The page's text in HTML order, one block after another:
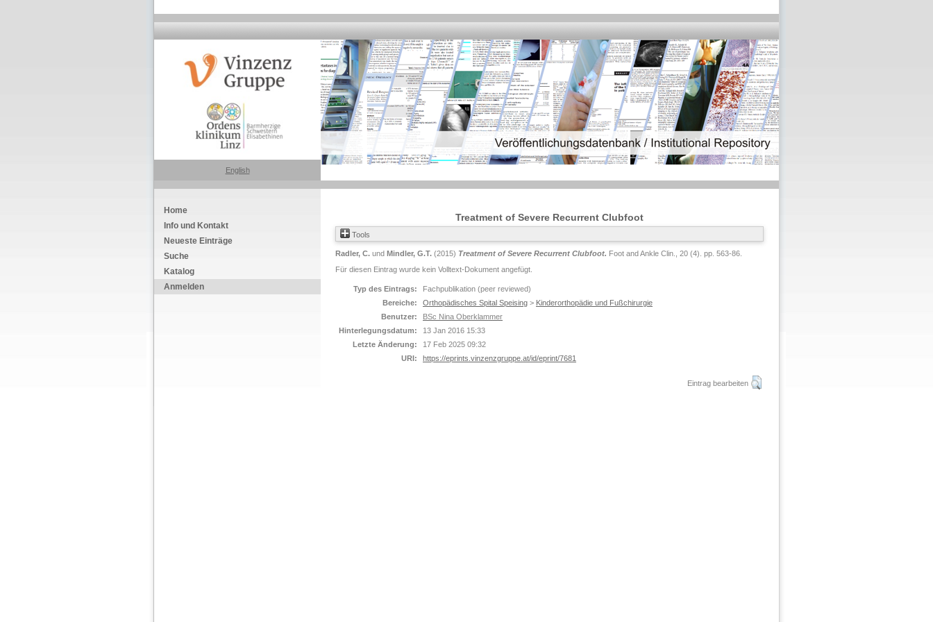
English
Home
Info und Kontakt
Neueste Einträge
Suche
Katalog
Anmelden
Treatment of Severe Recurrent Clubfoot
Tools
Radler, C. und Mindler, G.T. (2015) Treatment of Severe Recurrent Clubfoot. Foot and Ankle Clin., 20 (4). pp. 563-86.
Für diesen Eintrag wurde kein Volltext-Dokument angefügt.
Typ des Eintrags:
Fachpublikation (peer reviewed)
Bereiche:
Orthopädisches Spital Speising > Kinderorthopädie und Fußchirurgie
Benutzer:
BSc Nina Oberklammer
Hinterlegungsdatum:
13 Jan 2016 15:33
Letzte Änderung:
17 Feb 2025 09:32
URI:
https://eprints.vinzenzgruppe.at/id/eprint/7681
Eintrag bearbeiten